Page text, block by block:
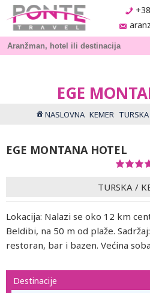
EGE
NASLOVNA KEMER TURSKA
EGE MONTANA HOTEL
TURSKA /
Lokacija: Nalazi se oko 12 km
Beldibi, na 50 m od plaže.
restoran, bar i bazen. Većina
Destinacije